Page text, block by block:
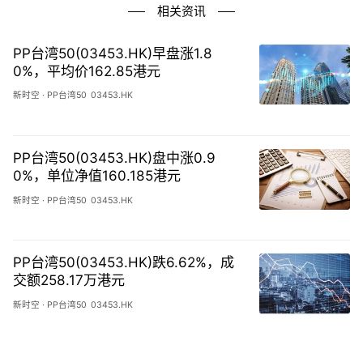
相关资讯
PP台湾50(03453.HK)早盘涨1.8
0%，平均价162.85港元
新时空 · PP台湾50 03453.HK
PP台湾50(03453.HK)盘中涨0.9
0%，单位净值160.185港元
新时空 · PP台湾50 03453.HK
PP台湾50(03453.HK)跌6.62%，成
交额258.17万港元
新时空 · PP台湾50 03453.HK